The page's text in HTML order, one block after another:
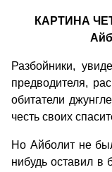
КАРТИНА
Разбойники,
предводителя,
обитатели
честь своих
Нo Айболит не
нибудь оставил в